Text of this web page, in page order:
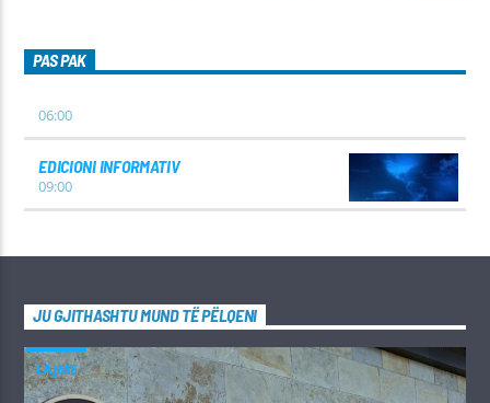
PAS PAK
06:00
EDICIONI INFORMATIV
09:00
JU GJITHASHTU MUND TË PËLQENI
LAJME